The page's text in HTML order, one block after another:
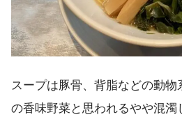
スープは豚骨、背脂などの動
の香味野菜と思われるやや混